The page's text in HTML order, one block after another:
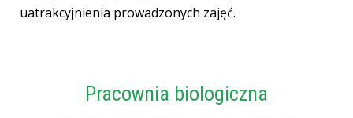
uatrakcyjnienia prowadzonych zajęć.
Pracownia biologiczna